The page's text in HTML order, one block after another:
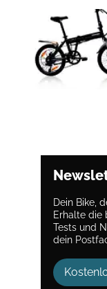
Dein Bike,
Erhalte die
Tests und
dein